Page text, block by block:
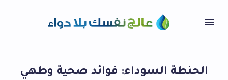
الحنطة السوداء: فوائد صحية وطهي